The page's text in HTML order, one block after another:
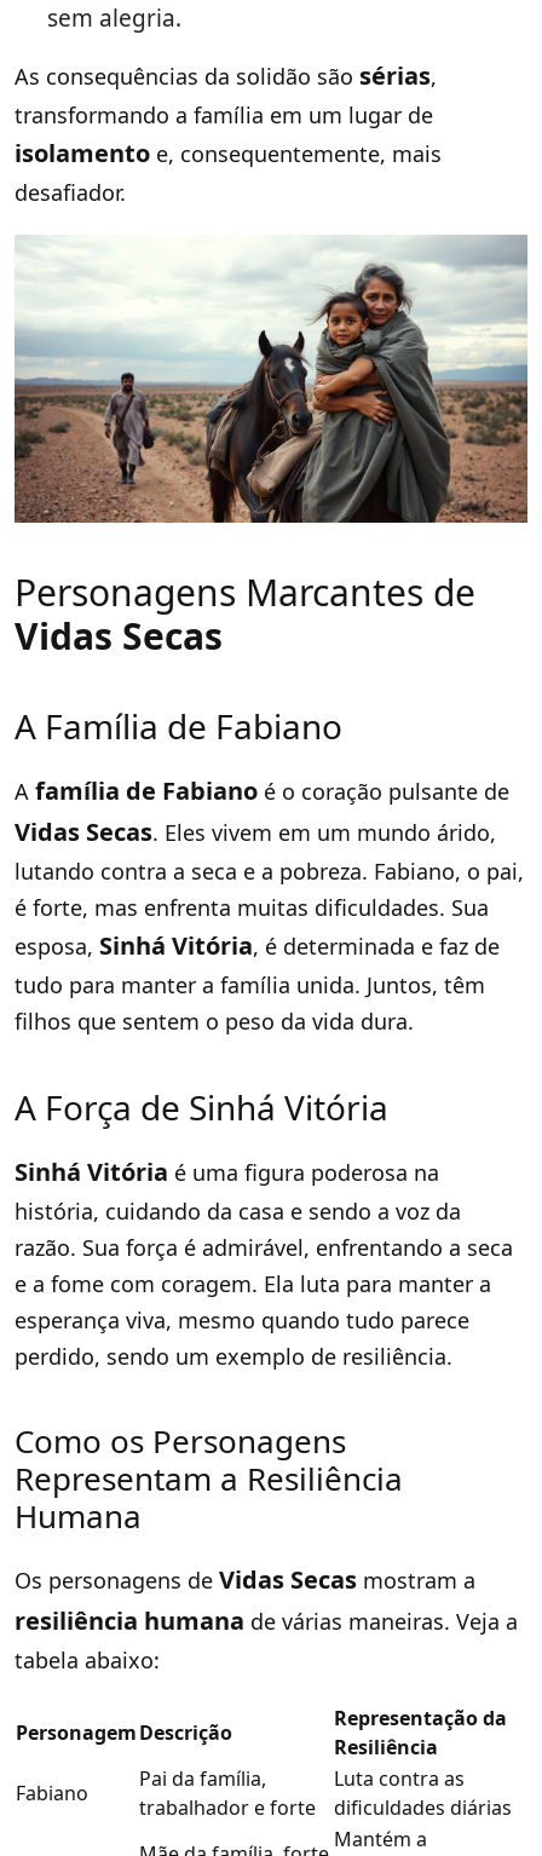
sem alegria.
As consequências da solidão são sérias,
transformando a família em um lugar de
isolamento e, consequentemente, mais
desafiador.
Personagens Marcantes de
Vidas Secas
A Família de Fabiano
A família de Fabiano é o coração pulsante de
Vidas Secas. Eles vivem em um mundo árido,
lutando contra a seca e a pobreza. Fabiano, o pai,
é forte, mas enfrenta muitas dificuldades. Sua
esposa, Sinhá Vitória, é determinada e faz de
tudo para manter a família unida. Juntos, têm
filhos que sentem o peso da vida dura.
A Força de Sinhá Vitória
Sinhá Vitória é uma figura poderosa na
história, cuidando da casa e sendo a voz da
razão. Sua força é admirável, enfrentando a seca
e a fome com coragem. Ela luta para manter a
esperança viva, mesmo quando tudo parece
perdido, sendo um exemplo de resiliência.
Como os Personagens
Representam a Resiliência
Humana
Os personagens de Vidas Secas mostram a
resiliência humana de várias maneiras. Veja a
tabela abaixo:
PersonagemDescrição
Representação da
Resiliência
Fabiano
Pai da família,
trabalhador e forte
Luta contra as
dificuldades diárias
Mantém a